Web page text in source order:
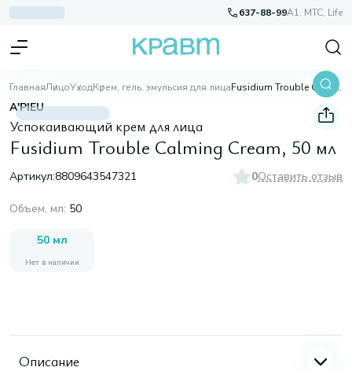
637-88-99A1, МТС, Life
ГлавнаяЛицоУходКрем, гель, эмульсия для лица Fusidium Trouble Calming Cream, 50 мл
A'PIEU
Успокаивающий крем для лица
Fusidium Trouble Calming Cream, 50 мл
Артикул:8809643547321 0Оставить отзыв
Объем, мл: 50
50 мл
Нет в наличии
Описание